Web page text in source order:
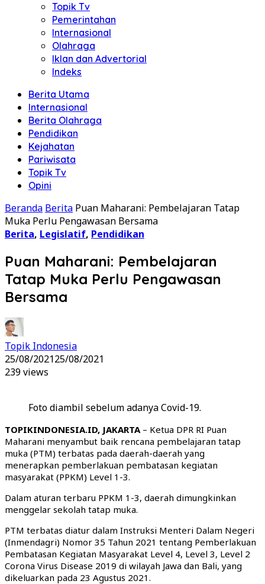
Topik Tv
Pemerintahan
Internasional
Olahraga
Iklan dan Advertorial
Indeks
Berita Utama
Internasional
Berita Olahraga
Pendidikan
Kejahatan
Pariwisata
Topik Tv
Opini
Beranda Berita Puan Maharani: Pembelajaran Tatap
Muka Perlu Pengawasan Bersama
Berita, Legislatif, Pendidikan
Puan Maharani: Pembelajaran
Tatap Muka Perlu Pengawasan
Bersama
Topik Indonesia
25/08/202125/08/2021
239 views
Foto diambil sebelum adanya Covid-19.
TOPIKINDONESIA.ID, JAKARTA – Ketua DPR RI Puan
Maharani menyambut baik rencana pembelajaran tatap
muka (PTM) terbatas pada daerah-daerah yang
menerapkan pemberlakuan pembatasan kegiatan
masyarakat (PPKM) Level 1-3.
Dalam aturan terbaru PPKM 1-3, daerah dimungkinkan
menggelar sekolah tatap muka.
PTM terbatas diatur dalam Instruksi Menteri Dalam Negeri
(Inmendagri) Nomor 35 Tahun 2021 tentang Pemberlakuan
Pembatasan Kegiatan Masyarakat Level 4, Level 3, Level 2
Corona Virus Disease 2019 di wilayah Jawa dan Bali, yang
dikeluarkan pada 23 Agustus 2021.